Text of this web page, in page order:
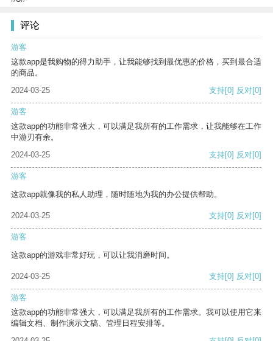
评论
游客
这款app是我购物的得力助手，让我能够找到最优惠的价格，买到最合适
的商品。
2024-03-25
支持[0] 反对[0]
游客
这款app的功能非常强大，可以满足我所有的工作需求，让我能够在工作
中游刃有余。
2024-03-25
支持[0] 反对[0]
游客
这款app就像我的私人助理，随时随地为我的办公提供帮助。
2024-03-25 支持[0] 反对[0]
游客
这款app的游戏非常好玩，可以让我消磨时间。
2024-03-25 支持[0] 反对[0]
游客
这款app的功能非常强大，可以满足我所有的工作需求。我可以使用它来
编辑文档、制作演示文稿、管理日程安排等。